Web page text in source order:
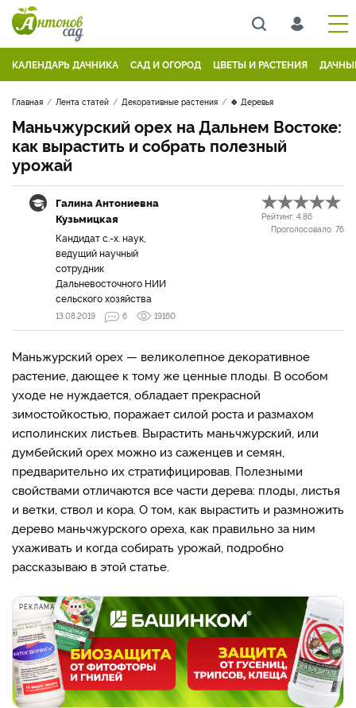
КАЛЕНДАРЬ ДАЧНИКА САД И ОГОРОД ЦВЕТЫ И РАСТЕНИЯ
Главная Лента статей Декоративные растения 🍀 Деревья
Маньчжурский орех на Дальнем Востоке:
как вырастить и собрать полезный
урожай
Галина Антониевна
Кузьмицкая
Кандидат с.-х. наук,
ведущий научный
сотрудник
Дальневосточного НИИ
сельского хозяйства
Рейтинг: 4.86
Проголосовало: 76
13.08.2019 6 19160
Маньжурский орех — великолепное декоративное
растение, дающее к тому же ценные плоды. В особом
уходе не нуждается, обладает прекрасной
зимостойкостью, поражает силой роста и размахом
исполинских листьев. Вырастить маньчжурский, или
думбейский орех можно из саженцев и семян,
предварительно их стратифицировав. Полезными
свойствами отличаются все части дерева: плоды, листья
и ветки, ствол и кора. О том, как вырастить и размножить
дерево маньчжурского ореха, как правильно за ним
ухаживать и когда собирать урожай, подробно
рассказываю в этой статье.
РЕКЛАМА